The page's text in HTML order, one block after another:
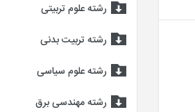
رشته علوم تربیتی
رشته تربیت بدنی
رشته علوم سیاسی
رشته مهندسی برق